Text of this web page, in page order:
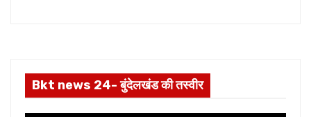
Bkt news 24- बुंदेलखंड की तस्वीर